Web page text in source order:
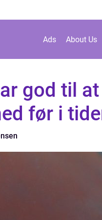
Ads About Us
god til
før i